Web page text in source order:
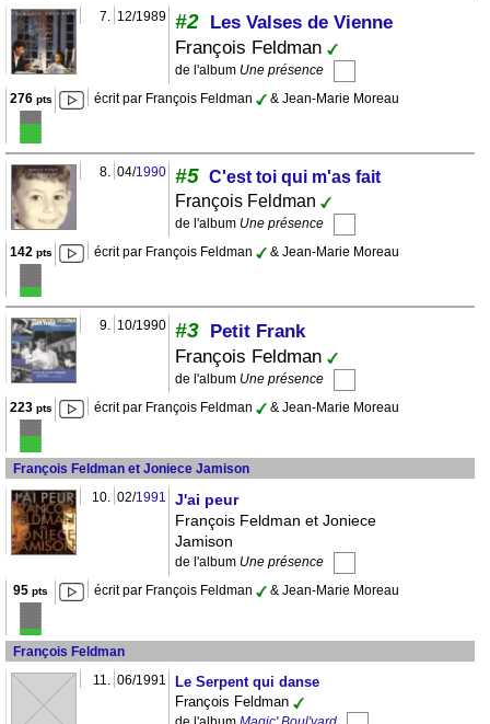
7. 12/1989 #2
Les Valses de Vienne
François Feldman
de l'album Une présence
276pts écrit par François Feldman & Jean-Marie Moreau
8. 04/1990 #5 C'est toi qui m'as fait
François Feldman
de l'album Une présence
142pts écrit par François Feldman & Jean-Marie Moreau
9. 10/1990 #3
Petit Frank
François Feldman
de l'album Une présence
223pts écrit par François Feldman & Jean-Marie Moreau
François Feldman et Joniece Jamison
10. 02/1991
J'ai peur
François Feldman et Joniece
Jamison
de l'album Une présence
95 pts écrit par François Feldman & Jean-Marie Moreau
François Feldman
11. 06/1991
Le Serpent qui danse
François Feldman